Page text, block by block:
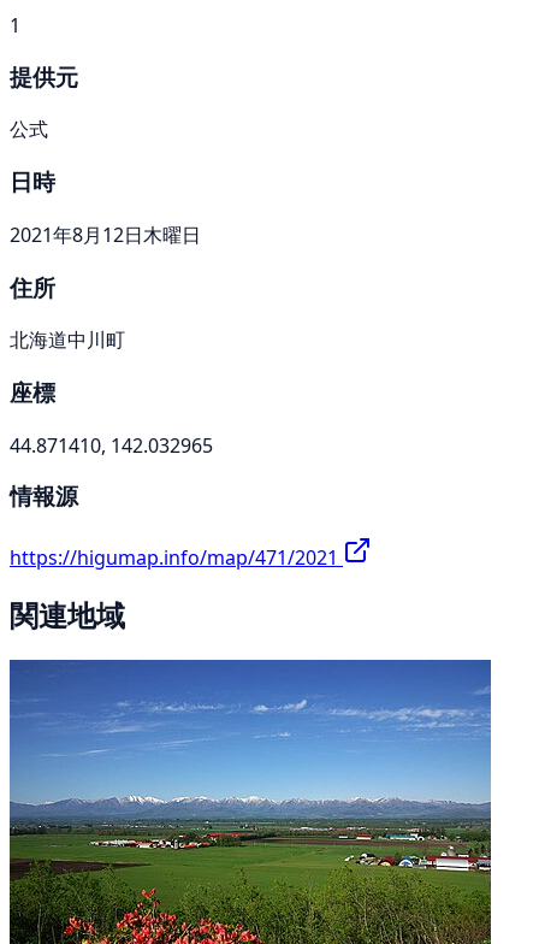
1
提供元
公式
日時
2021年8月12日木曜日
住所
北海道中川町
座標
44.871410, 142.032965
情報源
https://higumap.info/map/471/2021
関連地域